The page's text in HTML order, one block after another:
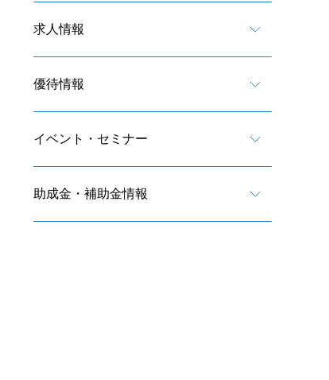
求人情報
優待情報
イベント・セミナー
助成金・補助金情報